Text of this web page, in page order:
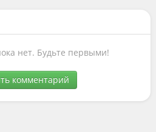
нет. Будьте первыми!
комментарий